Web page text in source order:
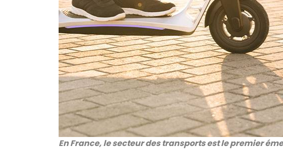
En France, le secteur des transports est le premier